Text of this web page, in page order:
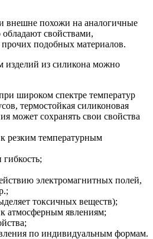
внешне похожи на аналогичные
свойствами,
подобных материалов.
из силикона можно
широком спектре температур
термостойкая силиконовая
может сохранять свои свойства
резким температурным
электромагнитных полей,
токсичных веществ);
атмосферным явлениям;
по индивидуальным формам.